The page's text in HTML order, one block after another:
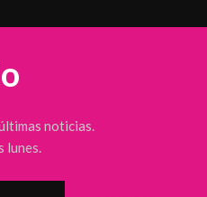
noticias.
lunes.